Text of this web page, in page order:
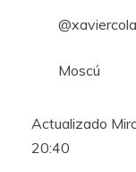
Moscú
Actualizado
20:40